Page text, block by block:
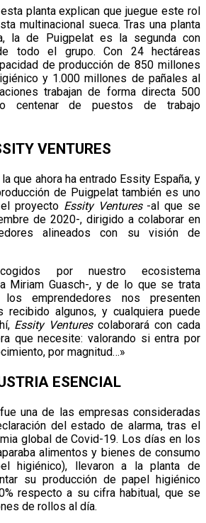
planta explican que juegue este rol
multinacional sueca. Tras una planta
la de Puigpelat es la segunda con
todo el grupo. Con 24 hectáreas
de producción de 850 millones
y 1.000 millones de pañales al
trabajan de forma directa 500
centenar de puestos de trabajo
VENTURES
que ahora ha entrado Essity España, y
de Puigpelat también es uno
proyecto Essity Ventures-al que se
de 2020-, dirigido a colaborar en
alineados con su visión de
por nuestro ecosistema
Miriam Guasch-, y de lo que se trata
emprendedores nos presenten
recibido algunos, y cualquiera puede
Essity Venturescolaborará con cada
que necesite: valorando si entra por
por magnitud…»
ESENCIAL
una de las empresas consideradas
del estado de alarma, tras el
global de Covid-19. Los días en los
alimentos y bienes de consumo
higiénico), llevaron a la planta de
su producción de papel higiénico
respecto a su cifra habitual, que se
de rollos al día.